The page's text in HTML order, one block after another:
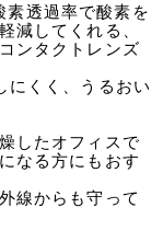
透過率で酸素を
減してくれる、
ンタクトレンズ
にくく、うるおい
したオフィスで
なる方にもおす
線からも守って